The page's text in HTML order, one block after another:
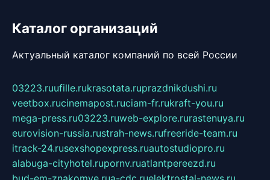
Каталог организаций
Актуальный каталог компаний по всей России
03223.ruufille.rukrasotata.ruprazdnikdushi.ru
veetbox.rucinemapost.ruciam-fr.rukraft-you.ru
mega-press.ru03223.ruweb-explore.rurastenuya.ru
eurovision-russia.rustrah-news.rufreeride-team.ru
itrack-24.rusexshopexpress.ruautostudiopro.ru
alabuga-cityhotel.rupornv.ruatlantpereezd.ru